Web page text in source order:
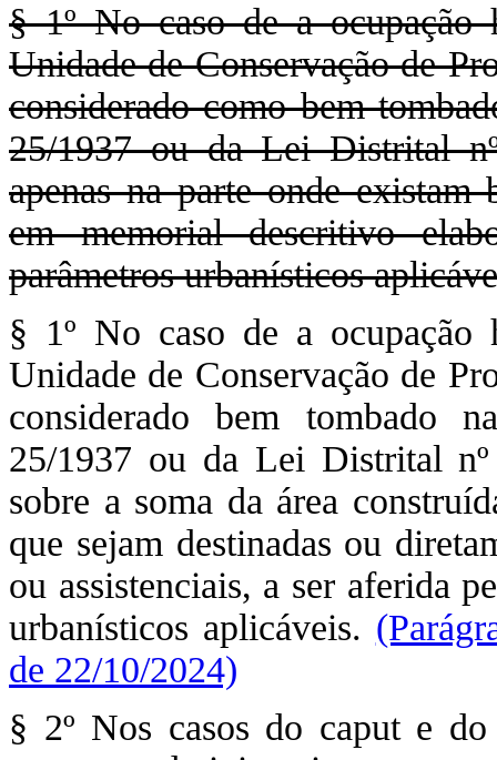
§ 1º No caso de a ocupação
Unidade de Conservação de
considerado como bem
25/1937 ou da Lei Distrital
apenas na parte onde existam
em memorial descritivo
parâmetros urbanísticos
§ 1º No caso de a ocupação
Unidade de Conservação de
considerado bem tombado
25/1937 ou da Lei Distrital
sobre a soma da área
que sejam destinadas ou
ou assistenciais, a ser aferida
urbanísticos aplicáveis.
de 22/10/2024)
§ 2º Nos casos do caput e